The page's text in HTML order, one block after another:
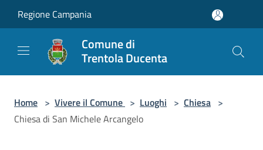
Regione Campania
Comune di
Trentola Ducenta
Home > Vivere il Comune > Luoghi > Chiesa >
Chiesa di San Michele Arcangelo